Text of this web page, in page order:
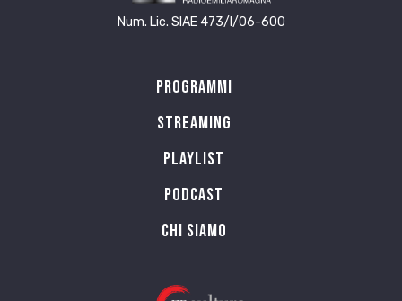
Num. Lic. SIAE 473/I/06-600
Programmi
Streaming
Playlist
PODCAST
Chi siamo